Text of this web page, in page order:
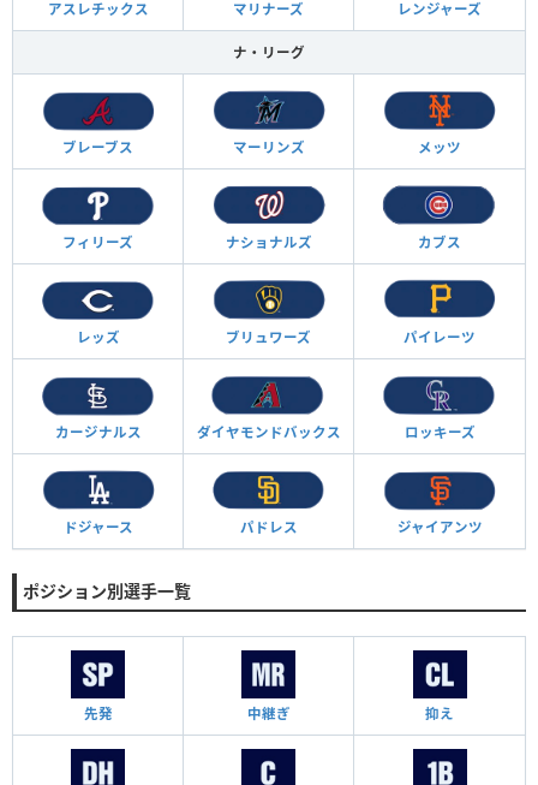
アスレチックス マリナーズ レンジャーズ
ナ・リーグ
ブレーブス マーリンズ メッツ
フィリーズ ナショナルズ カブス
レッズ ブリュワーズ パイレーツ
カージナルス ダイヤモンドバックス ロッキーズ
ドジャース パドレス ジャイアンツ
ポジション別選手一覧
先発 中継ぎ 抑え